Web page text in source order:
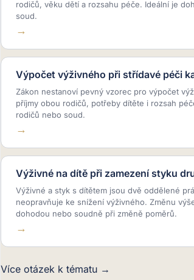
rodičů, věku dětí a rozsahu péče. Ideální je
soud.
Výpočet výživného při střídavé péči
Zákon nestanoví pevný vzorec pro výpočet
příjmy obou rodičů, potřeby dítěte i rozsah
rodičů nebo soud.
Výživné na dítě při zamezení styku
Výživné a styk s dítětem jsou dvě oddělené
neopravňuje ke snížení výživného. Změnu
dohodou nebo soudně při změně poměrů.
Více otázek k tématu →